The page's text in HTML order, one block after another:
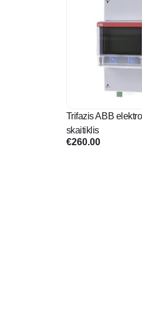
Trifazis ABB
skaitiklis
€260.00